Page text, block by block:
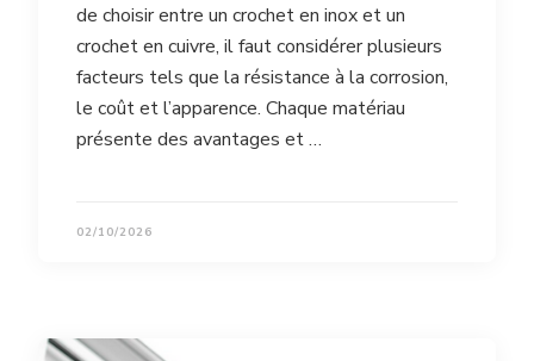
de choisir entre un crochet en inox et un
crochet en cuivre, il faut considérer plusieurs
facteurs tels que la résistance à la corrosion,
le coût et l’apparence. Chaque matériau
présente des avantages et …
02/10/2026